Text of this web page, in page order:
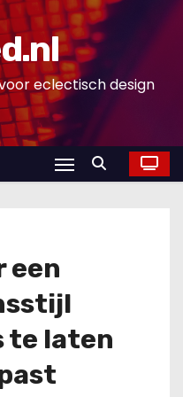
eclectisch design
een
te laten